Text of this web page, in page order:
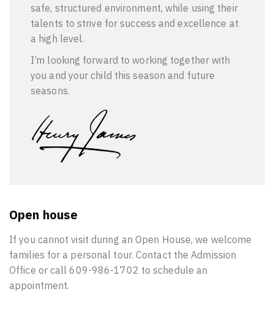
safe, structured environment, while using their
talents to strive for success and excellence at
a high level.
I’m looking forward to working together with
you and your child this season and future
seasons.
Open house
If you cannot visit during an Open House, we welcome
families for a personal tour. Contact the Admission
Office or call 609-986-1702 to schedule an
appointment.